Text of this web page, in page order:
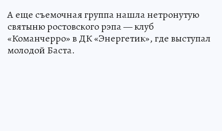
А еще съемочная группа нашла нетронутую
святыню ростовского рэпа — клуб
«Команчерро» в ДК «Энергетик», где выступал
молодой Баста.